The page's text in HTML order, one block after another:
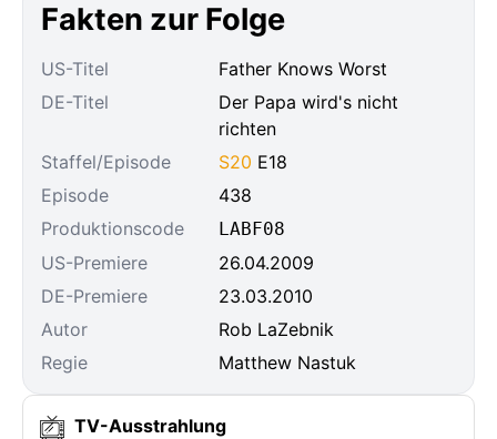
Fakten zur Folge
US-Titel
Father Knows Worst
DE-Titel
Der Papa wird's nicht
richten
Staffel/Episode
S20 E18
Episode
438
Produktionscode
LABF08
US-Premiere
26.04.2009
DE-Premiere
23.03.2010
Autor
Rob LaZebnik
Regie
Matthew Nastuk
TV-Ausstrahlung